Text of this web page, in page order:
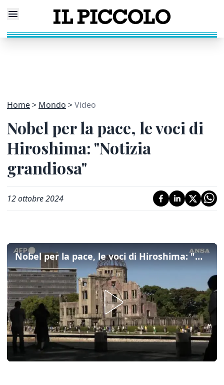
Home Mondo Video
Nobel per la pace, le voci di
Hiroshima: "Notizia
grandiosa"
12 ottobre 2024
Nobel per la pace, le voci di Hiroshima: "Notizia grandiosa"